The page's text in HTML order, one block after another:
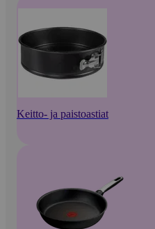
Keitto- ja paistoastiat